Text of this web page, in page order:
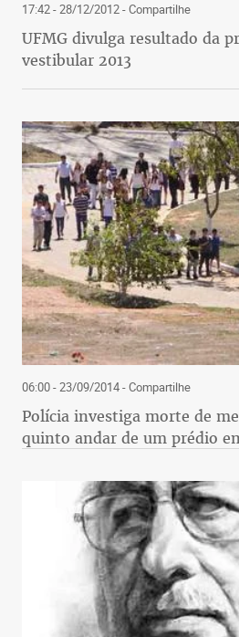
17:42 - 28/12/2012- Compartilhe
UFMG divulga resultado da
vestibular 2013
06:00 - 23/09/2014- Compartilhe
Polícia investiga morte de
quinto andar de um prédio